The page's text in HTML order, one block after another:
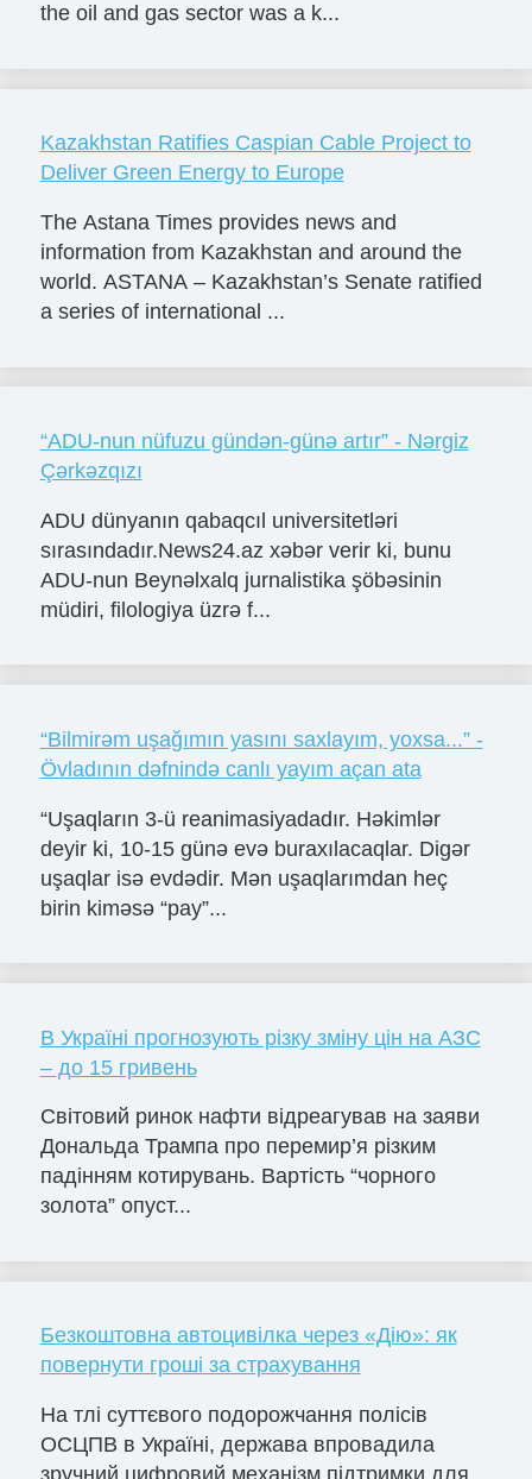
the oil and gas sector was a k...
Kazakhstan Ratifies Caspian Cable Project to
Deliver Green Energy to Europe
The Astana Times provides news and
information from Kazakhstan and around the
world. ASTANA – Kazakhstan’s Senate ratified
a series of international ...
“ADU-nun nüfuzu gündən-günə artır” - Nərgiz
Çərkəzqızı
ADU dünyanın qabaqcıl universitetləri
sırasındadır.News24.az xəbər verir ki, bunu
ADU-nun Beynəlxalq jurnalistika şöbəsinin
müdiri, filologiya üzrə f...
“Bilmirəm uşağımın yasını saxlayım, yoxsa...” -
Övladının dəfnində canlı yayım açan ata
“Uşaqların 3-ü reanimasiyadadır. Həkimlər
deyir ki, 10-15 günə evə buraxılacaqlar. Digər
uşaqlar isə evdədir. Mən uşaqlarımdan heç
birin kiməsə “pay”...
В Україні прогнозують різку зміну цін на АЗС
– до 15 гривень
Світовий ринок нафти відреагував на заяви
Дональда Трампа про перемир’я різким
падінням котирувань. Вартість “чорного
золота” опуст...
Безкоштовна автоцивілка через «Дію»: як
повернути гроші за страхування
На тлі суттєвого подорожчання полісів
ОСЦПВ в Україні, держава впровадила